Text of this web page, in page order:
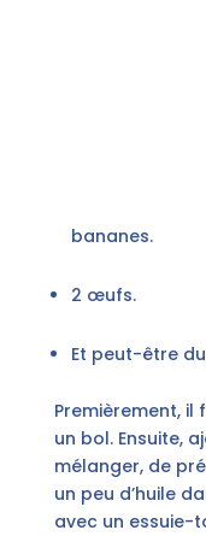
bananes.
2 œufs.
Et peut-être
Premièrement,
un bol. Ensuite,
mélanger, de
un peu d’huile
avec un essuie-